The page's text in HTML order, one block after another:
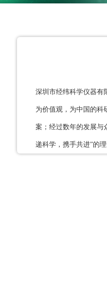
深圳市经纬科学仪器有
为价值观，为中国的科
案；经过数年的发展与
递科学，携手共进”的